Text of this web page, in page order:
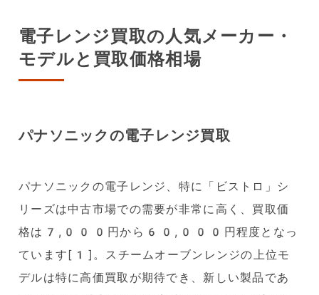
電子レンジ買取の人気メーカー・
モデルと買取価格相場
パナソニックの電子レンジ買取
パナソニックの電子レンジ、特に「ビストロ」シ
リーズは中古市場での需要が非常に高く、買取価
格は7,000円から60,000円程度となっ
ています[1]。スチームオーブンレンジの上位モ
デルは特に高価買取が期待でき、新しい製品であ